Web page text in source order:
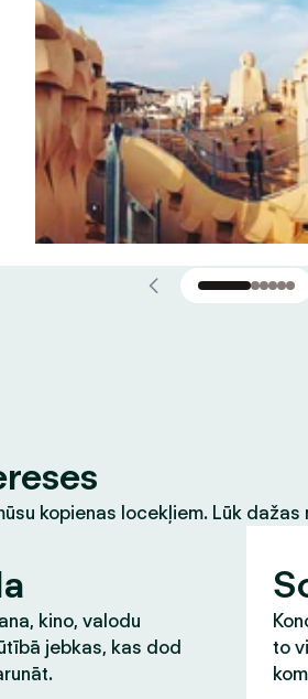
kopienas locekļiem. Lūk dažas
kino, valodu
jebkas, kas dod
to